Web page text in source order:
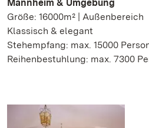
Mannheim & Umgebung
Größe: 16000m² | Außenbereich
Klassisch & elegant
Stehempfang: max. 15000
Reihenbestuhlung: max. 7300